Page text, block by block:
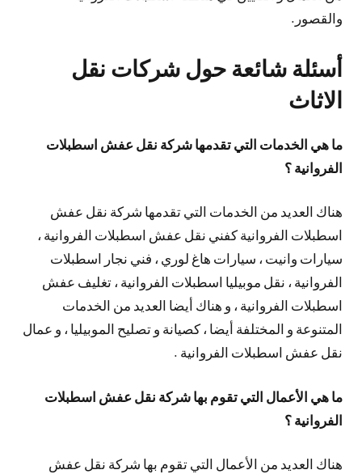
والقصور.
أسئلة شائعة حول شركات نقل
الاثاث
ما هي الخدمات التي تقدمها شركة نقل عفش اسطبلات
الفروانية ؟
هناك العديد من الخدمات التي تقدمها شركة نقل عفش
اسطبلات الفروانية كفني نقل عفش اسطبلات الفروانية ،
سيارات وانيت ، سيارات هاغ لوري ، فني نجار اسطبلات
الفروانية ، نقل موبيليا اسطبلات الفروانية ، تغليف عفش
اسطبلات الفروانية ، و هناك أيضا العديد من الخدمات
المتنوعة و المختلفة أيضا ، كصيانة و تصليح الموبيليا ، و عمال
نقل عفش اسطبلات الفروانية .
ما هي الأعمال التي تقوم بها شركة نقل عفش اسطبلات
الفروانية ؟
هناك العديد من الأعمال التي تقوم بها شركة نقل عفش